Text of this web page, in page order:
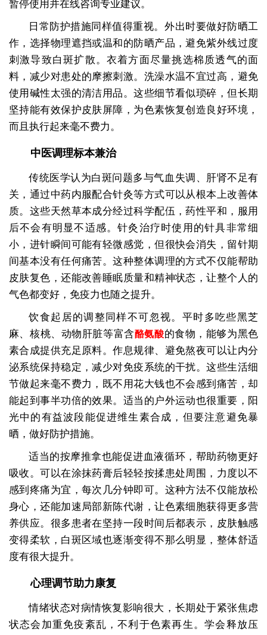
暂停使用并在线咨询专业建议。
日常防护措施同样值得重视。外出时要做好防晒工
作，选择物理遮挡或温和的防晒产品，避免紫外线过度
刺激导致白斑扩散。衣着方面尽量挑选棉质透气的面
料，减少对患处的摩擦刺激。洗澡水温不宜过高，避免
使用碱性太强的清洁用品。这些细节看似琐碎，但长期
坚持能有效保护皮肤屏障，为色素恢复创造良好环境，
而且执行起来毫不费力。
中医调理标本兼治
传统医学认为白斑问题多与气血失调、肝肾不足有
关，通过中药内服配合针灸等方式可以从根本上改善体
质。这些天然草本成分经过科学配伍，药性平和，服用
后不会有明显不适感。针灸治疗时使用的针具非常细
小，进针瞬间可能有轻微感觉，但很快会消失，留针期
间基本没有任何痛苦。这种整体调理的方式不仅能帮助
皮肤复色，还能改善睡眠质量和精神状态，让整个人的
气色都变好，免疫力也随之提升。
饮食起居的调整同样不可忽视。平时多吃些黑芝
麻、核桃、动物肝脏等富含酪氨酸的食物，能够为黑色
素合成提供充足原料。作息规律、避免熬夜可以让内分
泌系统保持稳定，减少对免疫系统的干扰。这些生活细
节做起来毫不费力，既不用花大钱也不会感到痛苦，却
能起到事半功倍的效果。适当的户外运动也很重要，阳
光中的有益波段能促进维生素合成，但要注意避免暴
晒，做好防护措施。
适当的按摩推拿也能促进血液循环，帮助药物更好
吸收。可以在涂抹药膏后轻轻按揉患处周围，力度以不
感到疼痛为宜，每次几分钟即可。这种方法不仅能放松
身心，还能加速局部新陈代谢，让色素细胞获得更多营
养供应。很多患者在坚持一段时间后都表示，皮肤触感
变得柔软，白斑区域也逐渐变得不那么明显，整体舒适
度有很大提升。
心理调节助力康复
情绪状态对病情恢复影响很大，长期处于紧张焦虑
状态会加重免疫紊乱，不利于色素再生。学会释放压